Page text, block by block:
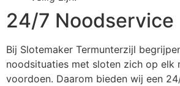
24/7 Noodservice
Bij Slotemaker Termunterzijl
noodsituaties met sloten zich op elk
voordoen. Daarom bieden wij een